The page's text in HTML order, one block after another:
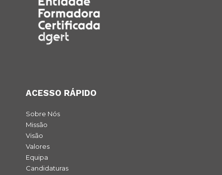
ACESSO RÁPIDO
Sobre Nós
Missão
Visão
Valores
Equipa
Candidaturas